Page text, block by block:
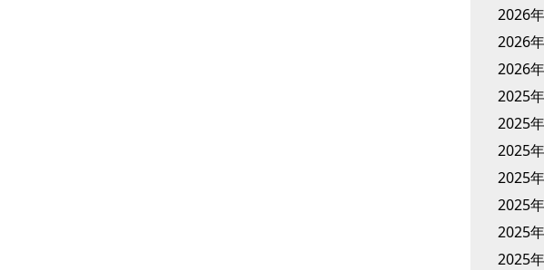
2026
2026
2026
2025
2025
2025
2025
2025
2025
2025